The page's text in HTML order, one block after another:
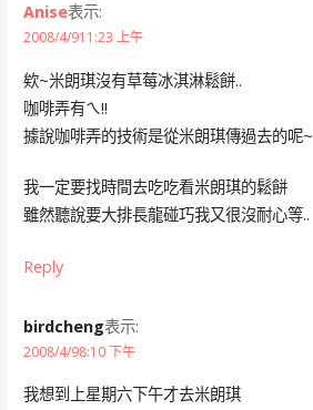
Anise表示:
2008/4/911:23 上午
欸~米朗琪沒有草莓冰淇淋鬆餅..
咖啡弄有ㄟ!!
據說咖啡弄的技術是從米朗琪傳過去的呢~
我一定要找時間去吃吃看米朗琪的鬆餅
雖然聽說要大排長龍碰巧我又很沒耐心等..
Reply
birdcheng表示:
2008/4/98:10 下午
我想到上星期六下午才去米朗琪